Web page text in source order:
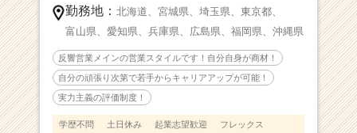
リ
ユ
ス
の
未
来
を
勤務地： 北海道、 宮城県、 埼玉県、 東京都、
富山県、 愛知県、 兵庫県、 広島県、 福岡県、 沖縄県
反響営業メインの営業スタイルです！自分自身が商材！
自分の頑張り次第で若手からキャリアアップが可能！
実力主義の評価制度！
学歴不問 土日休み 起業志望歓迎
フレックス